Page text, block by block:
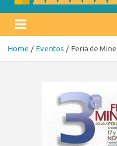
Ávila con niños
Home Eventos Feria de